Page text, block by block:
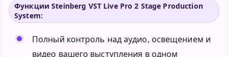
Функции Steinberg VST Live Pro 2 Stage Production
System:
Полный контроль над аудио, освещением и
видео вашего выступления в одном